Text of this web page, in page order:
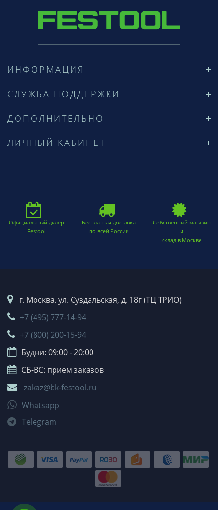
ИНФОРМАЦИЯ
СЛУЖБА ПОДДЕРЖКИ
ДОПОЛНИТЕЛЬНО
ЛИЧНЫЙ КАБИНЕТ
Официальный дилер
Festool
Бесплатная доставка
по всей России
Собственный магазин
и
склад в Москве
г. Москва. ул. Суздальская, д. 18г (ТЦ ТРИО)
+7 (495) 777-14-94
+7 (800) 200-15-94
Будни: 09:00 - 20:00
СБ-ВС: прием заказов
zakaz@bk-festool.ru
Whatsapp
Telegram